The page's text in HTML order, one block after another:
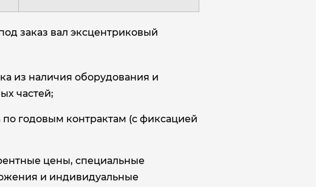
заказ вал эксцентриковый
из наличия оборудования и
частей;
по годовым контрактам (с фиксацией
цены, специальные
и индивидуальные